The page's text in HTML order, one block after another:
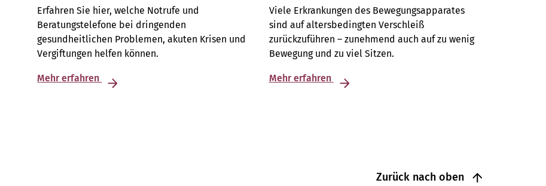
Erfahren Sie hier, welche Notrufe und
Beratungstelefone bei dringenden
gesundheitlichen Problemen, akuten Krisen und
Vergiftungen helfen können.
Mehr erfahren
Viele Erkrankungen des Bewegungsapparates
sind auf altersbedingten Verschleiß
zurückzuführen – zunehmend auch auf zu wenig
Bewegung und zu viel Sitzen.
Mehr erfahren
Zurück nach oben